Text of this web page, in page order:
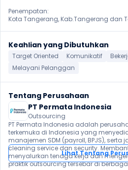
Penempatan:
Kota Tangerang, Kab.Tangerang dan
Keahlian yang Dibutuhkan
Target Oriented Komunikatif
Melayani Pelanggan
Tentang Perusahaan
Outsourcing
PT Permata Indonesia adalah
terkemuka di Indonesia yang
manajemen SDM (payroll, BPJS), serta
cleaning service dan security.
menyalurkan tenaga kerja dan
Lihat Tentang